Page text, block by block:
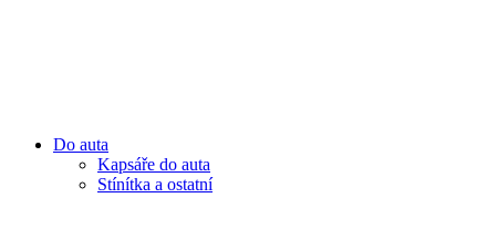
Do auta
Kapsáře do auta
Stínítka a ostatní